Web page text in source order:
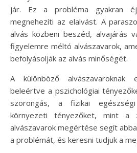
jár. Ez a probléma gyakran
megnehezíti az elalvást. A
alvás közbeni beszéd, alvajárás
figyelemre méltó alvászavarok,
befolyásolják az alvás minőségét.
A különböző alvászavaroknak
beleértve a pszichológiai
szorongás, a fizikai
környezeti tényezőket, mint
alvászavarok megértése segít
a problémát, és keresni tudjuk a